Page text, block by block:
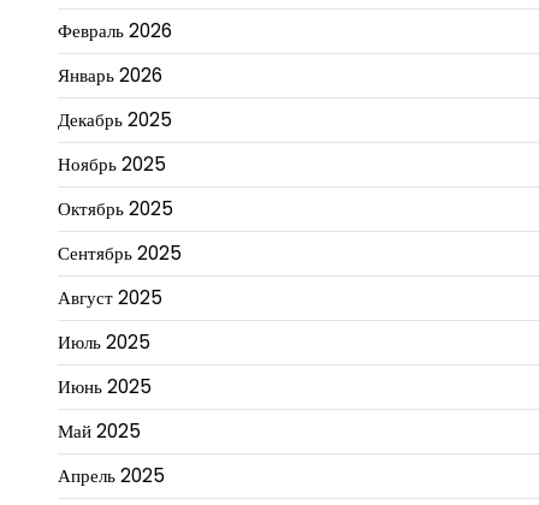
Февраль 2026
Январь 2026
Декабрь 2025
Ноябрь 2025
Октябрь 2025
Сентябрь 2025
Август 2025
Июль 2025
Июнь 2025
Май 2025
Апрель 2025